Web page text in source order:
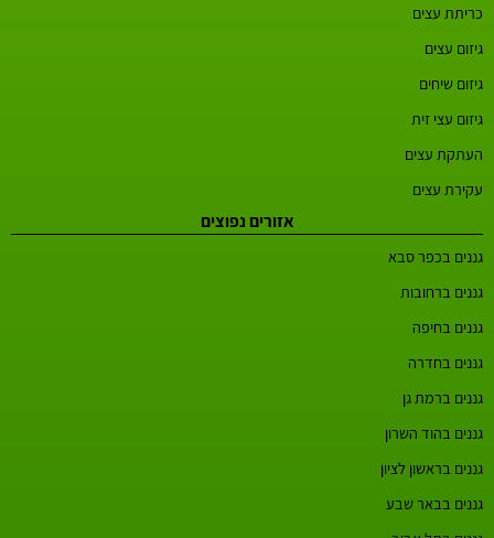
כריתת עצים
גיזום עצים
גיזום שיחים
גיזום עצי זית
העתקת עצים
עקירת עצים
אזורים נפוצים
גננים בכפר סבא
גננים ברחובות
גננים בחיפה
גננים בחדרה
גננים ברמת גן
גננים בהוד השרון
גננים בראשון לציון
גננים בבאר שבע